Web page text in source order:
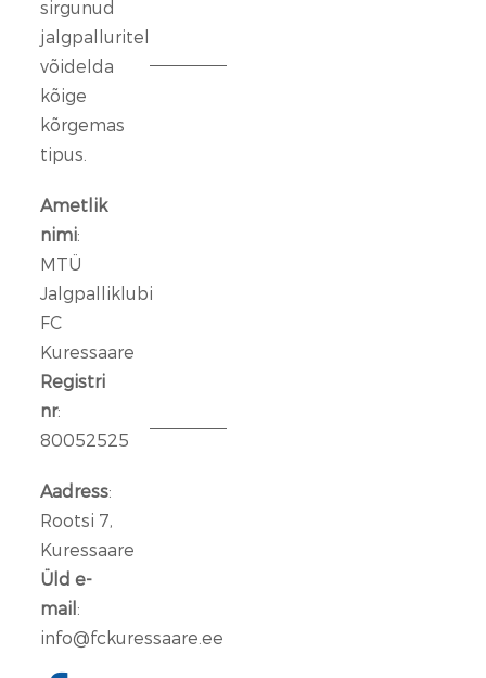
sirgunud
jalgpalluritel
võidelda
kõige
kõrgemas
tipus.
Ametlik
nimi:
MTÜ
Jalgpalliklubi
FC
Kuressaare
Registri
nr:
80052525
Aadress:
Rootsi 7,
Kuressaare
Üld e-
mail :
info@fckuressaare.ee